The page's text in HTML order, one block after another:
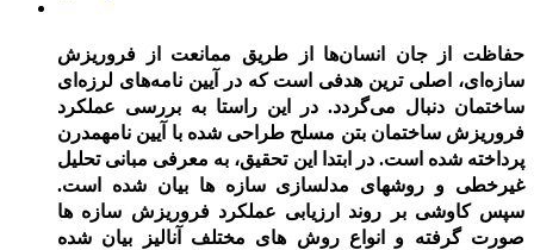
حفاظت از جان انسان‌ها از طریق ممانعت از فروریزش
سازه‌ای، اصلی­ ترین هدفی است که در آیین نامه‌های لرزه‌ای
ساختمان دنبال ‌می‌گردد. در این راستا به بررسی عملکرد
فروریزش ساختمان بتن ­مسلح طراحی شده با آیین نامهمدرن
پرداخته شده است. در ابتدا این تحقیق، به معرفی مبانی تحلیل
غیرخطی و روش­های مدل­سازی سازه­ ها بیان شده است.
سپس کاوشی بر روند ارزیابی عملکرد فروریزش سازه­ ها
صورت گرفته و انواع روش­ های مختلف آنالیز بیان شده